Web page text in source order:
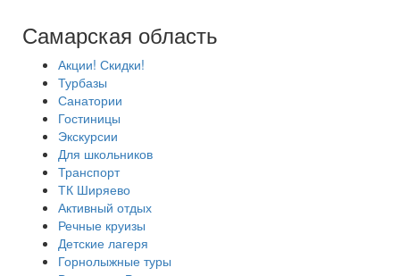
Самарская область
Акции! Скидки!
Турбазы
Санатории
Гостиницы
Экскурсии
Для школьников
Транспорт
ТК Ширяево
Активный отдых
Речные круизы
Детские лагеря
Горнолыжные туры